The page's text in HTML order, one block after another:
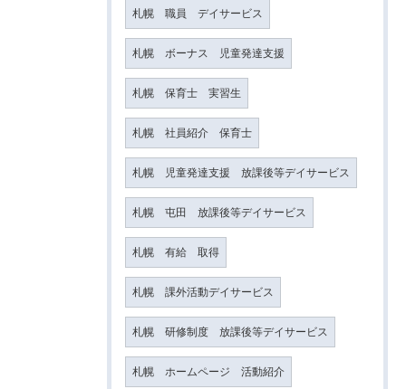
札幌 職員 デイサービス
札幌 ボーナス 児童発達支援
札幌 保育士 実習生
札幌 社員紹介 保育士
札幌 児童発達支援 放課後等デイサービス
札幌 屯田 放課後等デイサービス
札幌 有給 取得
札幌 課外活動デイサービス
札幌 研修制度 放課後等デイサービス
札幌 ホームページ 活動紹介